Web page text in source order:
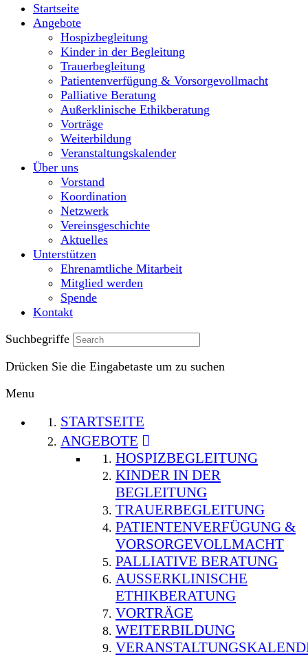
Startseite
Angebote
Hospizbegleitung
Kinder in der Begleitung
Trauerbegleitung
Patientenverfügung & Vorsorgevollmacht
Palliative Beratung
Außerklinische Ethikberatung
Vorträge
Weiterbildung
Veranstaltungskalender
Über uns
Vorstand
Koordination
Netzwerk
Vereinsgeschichte
Aktuelles
Unterstützen
Ehrenamtliche Mitarbeit
Mitglied werden
Spende
Kontakt
Suchbegriffe
Drücken Sie die Eingabetaste um zu suchen
Menu
STARTSEITE
ANGEBOTE
HOSPIZBEGLEITUNG
KINDER IN DER
BEGLEITUNG
TRAUERBEGLEITUNG
PATIENTENVERFÜGUNG &
VORSORGEVOLLMACHT
PALLIATIVE BERATUNG
AUSSERKLINISCHE E
THIKBERATUNG
VORTRÄGE
WEITERBILDUNG